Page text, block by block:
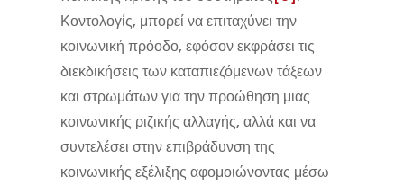
Κοντολογίς, μπορεί να επιταχύνει την
κοινωνική πρόοδο, εφόσον εκφράσει τις
διεκδικήσεις των καταπιεζόμενων τάξεων
και στρωμάτων για την προώθηση μιας
κοινωνικής ριζικής αλλαγής, αλλά και να
συντελέσει στην επιβράδυνση της
κοινωνικής εξέλιξης αφομοιώνοντας μέσω